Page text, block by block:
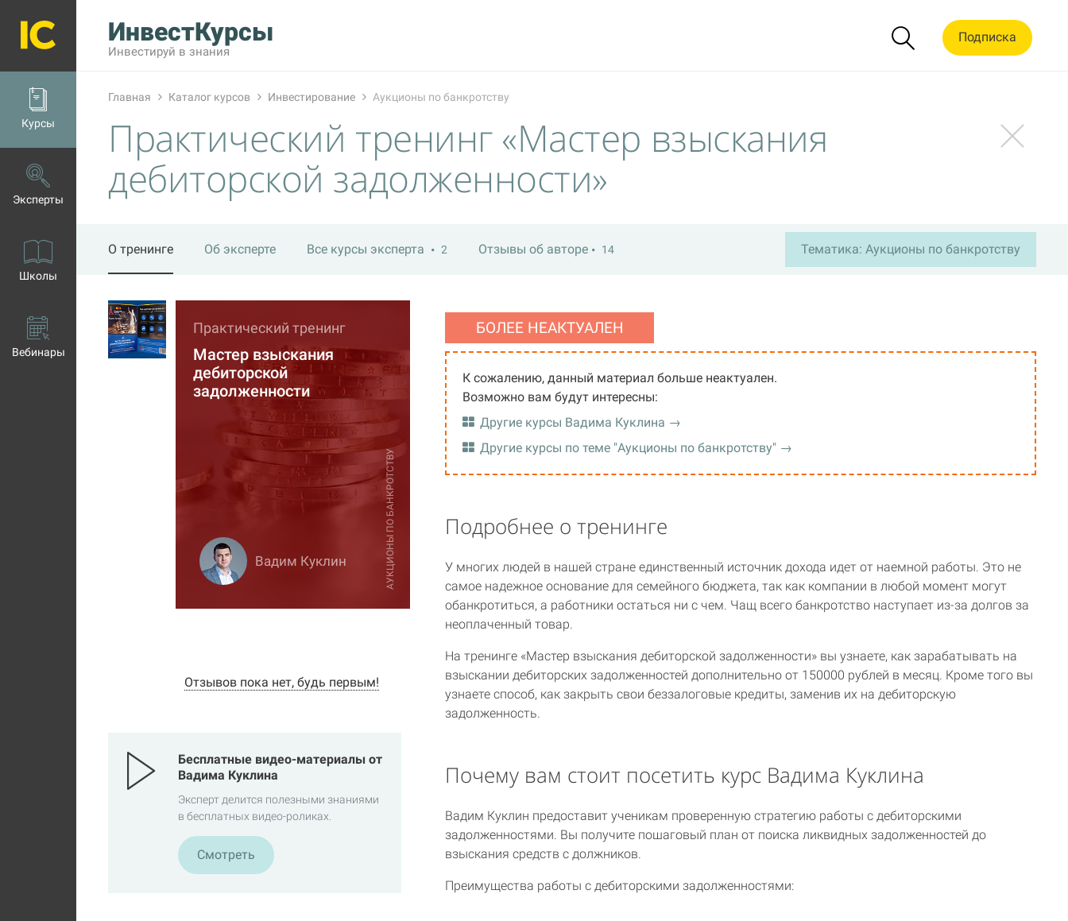
Курсы
Эксперты
Школы
Вебинары
ИнвестКурсы
Инвестируй в знания
Подписка
Главная Каталог курсов Инвестирование Аукционы по банкротству
Практический тренинг «Мастер взыскания
дебиторской задолженности»
О тренинге Об эксперте Все курсы эксперта 2 Отзывы об авторе 14 Тематика: Аукционы по банкротству
АУКЦИОНЫ ПО БАНКРОТСТВУ
Практический тренинг
Мастер взыскания
дебиторской
задолженности
Вадим Куклин
Отзывов пока нет, будь первым!
Бесплатные видео-материалы от
Вадима Куклина
Эксперт делится полезными знаниями
в бесплатных видео-роликах.
Смотреть
БОЛЕЕ НЕАКТУАЛЕН
К сожалению, данный материал больше неактуален.
Возможно вам будут интересны:
Другие курсы Вадима Куклина →
Другие курсы по теме "Аукционы по банкротству" →
Подробнее о тренинге
У многих людей в нашей стране единственный источник дохода идет от наемной работы. Это не
самое надежное основание для семейного бюджета, так как компании в любой момент могут
обанкротиться, а работники остаться ни с чем. Чащ всего банкротство наступает из-за долгов за
неоплаченный товар.
На тренинге «Мастер взыскания дебиторской задолженности» вы узнаете, как зарабатывать на
взыскании дебиторских задолженностей дополнительно от 150000 рублей в месяц. Кроме того вы
узнаете способ, как закрыть свои беззалоговые кредиты, заменив их на дебиторскую
задолженность.
Почему вам стоит посетить курс Вадима Куклина
Вадим Куклин предоставит ученикам проверенную стратегию работы с дебиторскими
задолженностями. Вы получите пошаговый план от поиска ликвидных задолженностей до
взыскания средств с должников.
Преимущества работы с дебиторскими задолженностями: